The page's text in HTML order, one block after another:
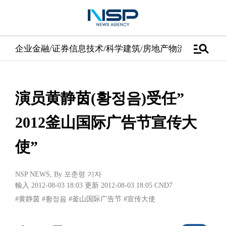
企业金融/证券信息技术/科学建筑/房地产物流/配送汽车
manage_search
演员黄静茵(황정음)受任”
2012釜山国际广告节宣传大
使”
NSP NEWS, By 포춘령 기자
輸入 2012-08-03 18:03 更新 2012-08-03 18:05 CND7
#黄静茵 #황정음 #釜山国际广告节 #宣传大使